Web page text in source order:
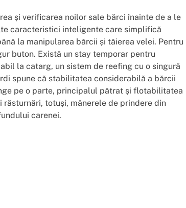
și verificarea noilor sale bărci înainte de a le
caracteristici inteligente care simplifică
la manipularea bărcii și tăierea velei. Pentru
buton. Există un stay temporar pentru
la catarg, un sistem de reefing cu o singură
spune că stabilitatea considerabilă a bărcii
pe o parte, principalul pătrat și flotabilitatea
totuși, mânerele de prindere din
carenei.